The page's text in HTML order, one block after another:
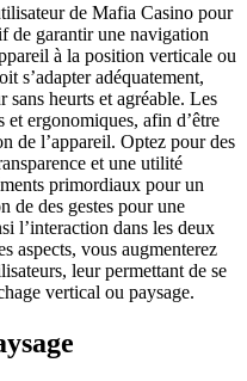
de Mafia Casino pour
de garantir une navigation
à la position verticale ou
s’adapter adéquatement,
heurts et agréable. Les
et ergonomiques, afin d’être
de l’appareil. Optez pour des
et une utilité
primordiaux pour un
de des gestes pour une
l’interaction dans les deux
aspects, vous augmenterez
leur permettant de se
vertical ou paysage.